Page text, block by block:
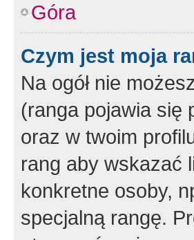
Góra
Czym jest moja
Na ogół nie
(ranga pojawia się
oraz w twoim
rang aby wskazać
konkretne osoby,
specjalną rangę.